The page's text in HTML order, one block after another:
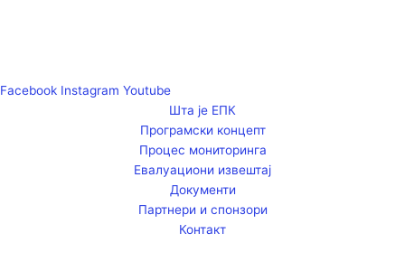
Facebook Instagram Youtube
Шта је ЕПК
Програмски концепт
Процес мониторинга
Евалуациони извештај
Документи
Партнери и спонзори
Контакт